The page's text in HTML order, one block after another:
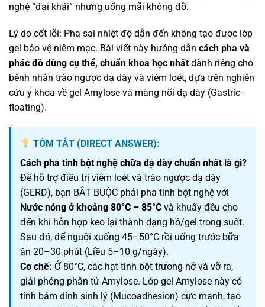
nghệ “đại khái” nhưng uống mãi không đỡ.
Lý do cốt lõi: Pha sai nhiệt độ dẫn đến không tạo được lớp
gel bảo vệ niêm mạc. Bài viết này hướng dẫn cách pha và
phác đồ dùng cụ thể, chuẩn khoa học nhất dành riêng cho
bệnh nhân trào ngược dạ dày và viêm loét, dựa trên nghiên
cứu y khoa về gel Amylose và màng nổi dạ dày (Gastric-
floating).
TÓM TẮT (DIRECT ANSWER):
Cách pha tinh bột nghệ chữa dạ dày chuẩn nhất là gì?
Để hỗ trợ điều trị viêm loét và trào ngược dạ dày
(GERD), bạn BẮT BUỘC phải pha tinh bột nghệ với
Nước nóng ở khoảng 80°C – 85°C và khuấy đều cho
đến khi hỗn hợp keo lại thành dạng hồ/gel trong suốt.
Sau đó, để nguội xuống 45–50°C rồi uống trước bữa
ăn 20–30 phút (Liều 5–10 g/ngày).
Cơ chế: Ở 80°C, các hạt tinh bột trương nở và vỡ ra,
giải phóng phân tử Amylose. Lớp gel Amylose này có
tính bám dính sinh lý (Mucoadhesion) cực mạnh, tạo